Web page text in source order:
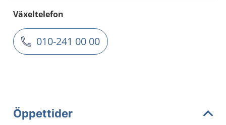
Växeltelefon
010-241 00 00
Öppettider